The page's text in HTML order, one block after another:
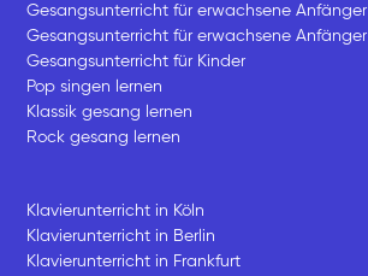
Gesangsunterricht für erwachsene Anfänger
Gesangsunterricht für erwachsene Anfänger
Gesangsunterricht für Kinder
Pop singen lernen
Klassik gesang lernen
Rock gesang lernen
Klavierunterricht in Köln
Klavierunterricht in Berlin
Klavierunterricht in Frankfurt